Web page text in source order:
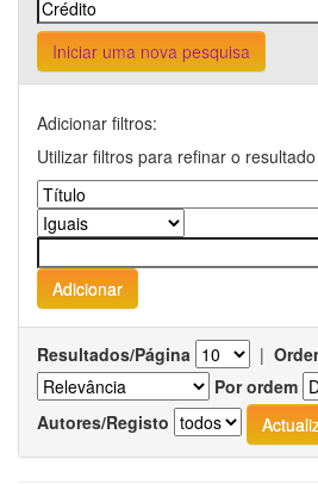
Iniciar uma nova pesquisa
Adicionar filtros:
Utilizar filtros para refinar o
Resultados/Página |
Por ordem
Autores/Registo